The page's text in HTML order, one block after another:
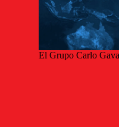
El Grupo Carlo